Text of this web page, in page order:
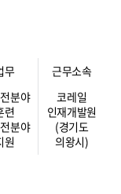
무 근무소속
분야
련
분야
원
코레일
인재개발원
(경기도
의왕시)